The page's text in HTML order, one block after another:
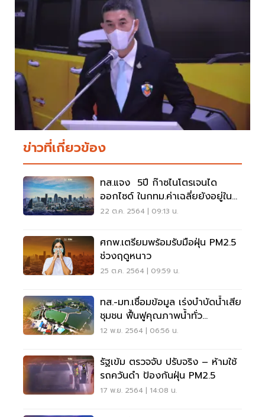
ข่าวที่เกี่ยวข้อง
ทส.แจง 5ปี ก๊าซไนโตรเจนได
ออกไซด์ ในกทม.ค่าเฉลี่ยยังอยู่ใน
เกณฑ์มาตรฐาน
22 ต.ค. 2564 | 09:13 น.
ศกพ.เตรียมพร้อมรับมือฝุ่น PM2.5
ช่วงฤดูหนาว
25 ต.ค. 2564 | 09:59 น.
ทส.-มท.เชื่อมข้อมูล เร่งบำบัดน้ำเสีย
ชุมชน ฟื้นฟูคุณภาพน้ำทั่ว
ประเทศ
12 พ.ย. 2564 | 06:56 น.
รัฐเข้ม ตรวจจับ ปรับจริง – ห้ามใช้
รถควันดำ ป้องกันฝุ่น PM2.5
17 พ.ย. 2564 | 14:08 น.